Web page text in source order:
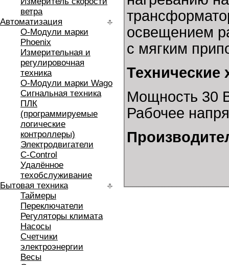
ветра
Автоматизация
O-Модули марки
Phoenix
Измерительная и
регулировочная
техника
O-Модули марки Wago
Сигнальная техника
ПЛК
(программируемые
логические
контроллеры)
Электродвигатели
C-Control
Удалённое
техобслуживание
Бытовая техника
Таймеры
Переключатели
Регуляторы климата
Насосы
Счетчики
электроэнергии
Весы
освещением
с мягким
Технические
Мощность 30
Рабочее